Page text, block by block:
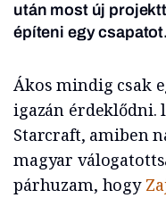
után most új
építeni egy csapatot.
Ákos mindig csak
igazán érdeklődni.
Starcraft, amiben
magyar
párhuzam, hogy